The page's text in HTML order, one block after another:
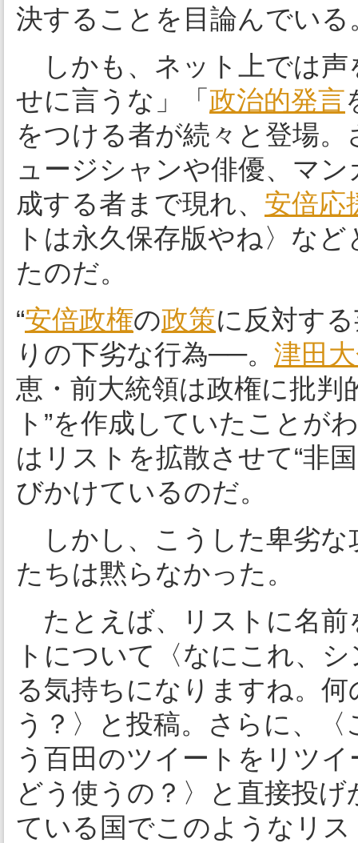
決することを目論んでいる
しかも、ネット上では声
せに言うな」「 政治的発言
をつける者が続々と登場
ュージシャンや俳優、マ
成する者まで現れ、 安倍応
トは永久保存版やね〉な
たのだ。
“安倍政権の政策に反対す
りの下劣な行為──。 津田
恵・前大統領は政権に批判
ト”を作成していたことが
はリストを拡散させて“非
びかけているのだ。
しかし、こうした卑劣な
たちは黙らなかった。
たとえば、リストに名前
トについて〈なにこれ、
る気持ちになりますね。
う？〉と投稿。さらに、
う百田のツイートをリツ
どう使うの？〉と直接投
ている国でこのようなリ